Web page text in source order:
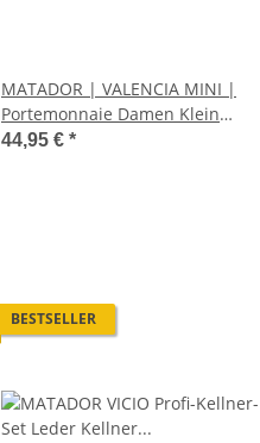
MATADOR | VALENCIA MINI |
Portemonnaie Damen Klein
Leder RFID
44,95 € *
BESTSELLER